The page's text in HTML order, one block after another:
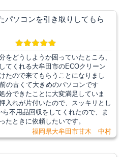
パソコンを引き取りしてもら
をどうしようか困っていたところ、
てくれる大牟田市のECOクリーン
たので来てもらうことになりまし
の古くて大きめのパソコンです
分できたことに大変満足していま
入れが片付いたので、スッキリとし
ら不用品回収をしてくれたので、ま
たときに依頼したいです。
福岡県大牟田市甘木 中村